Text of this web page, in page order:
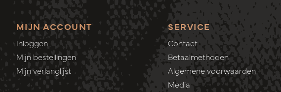
MIJN ACCOUNT
Inloggen
Mijn bestellingen
Mijn verlanglijst
SERVICE
Contact
Betaalmethoden
Algemene voorwaarden
Media